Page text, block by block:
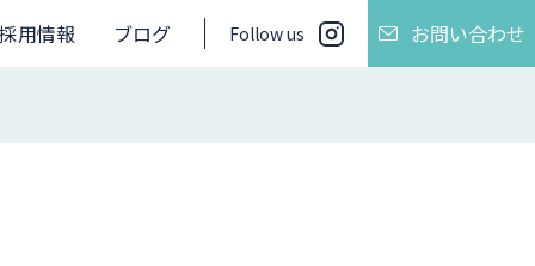
用情報 ブログ Follow us お問い合わせ